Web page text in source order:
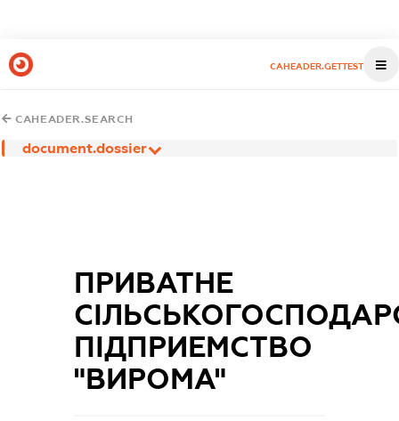
CAHEADER.GETTEST
CAHEADER.SEARCH
document.dossier
ПРИВАТНЕ
ПІДПРИЕМСТВО
"ВИРОМА"